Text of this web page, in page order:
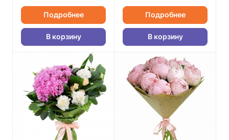
Подробнее
В корзину
Подробнее
В корзину